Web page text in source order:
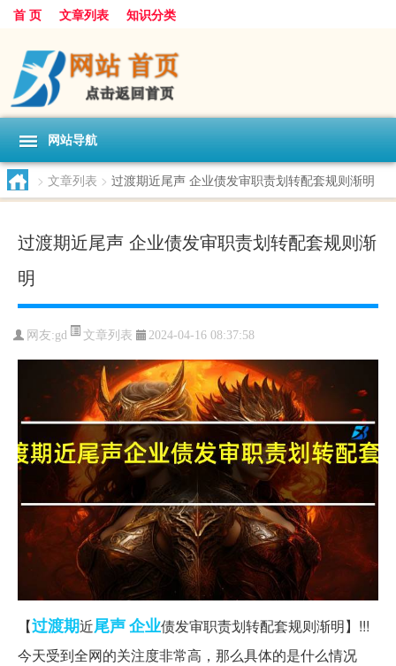
首 页 文章列表 知识分类
网站导航
> 文章列表 > 过渡期近尾声 企业债发审职责划转配套规则渐明
过渡期近尾声 企业债发审职责划转配套规则渐
明
网友:gd 文章列表 2024-04-16 08:37:58
【过渡期近尾声企业债发审职责划转配套规则渐明】!!!
今天受到全网的关注度非常高，那么具体的是什么情况